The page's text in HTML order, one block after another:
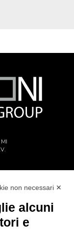
non necessari ✕
alcuni
e